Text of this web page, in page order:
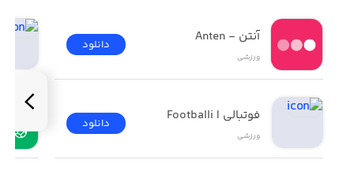
بگذارید
آنتن - Anten
ورزشی
دانلود
فوتبالی | Footballi
ورزشی
دانلود